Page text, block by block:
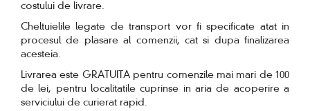
costului de livrare.
Cheltuielile legate de transport vor fi specificate atat in
procesul de plasare al comenzii, cat si dupa finalizarea
acesteia.
Livrarea este GRATUITA pentru comenzile mai mari de 100
de lei, pentru localitatile cuprinse in aria de acoperire a
serviciului de curierat rapid.